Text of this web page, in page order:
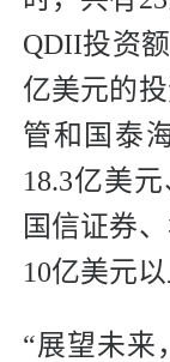
QDII投资
亿美元的
管和国泰
18.3亿美
国信证券
10亿美元以
“展望未来